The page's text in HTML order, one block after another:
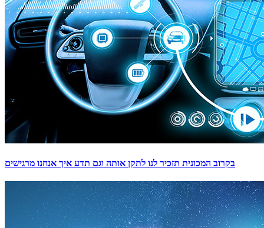
בקרוב המכונית תזכיר לנו לתקן אותה וגם תדע איך אנחנו מרגישים